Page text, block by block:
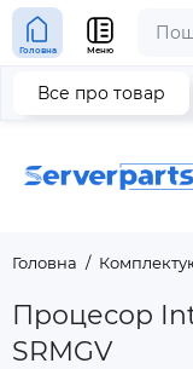
Головна Меню
Головна
Процесор
SRMGV
Все про товар